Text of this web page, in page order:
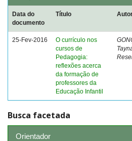
Data do
documento
Título
25-Fev-2016
O currículo nos
cursos de
Pedagogia:
reflexões acerca
da formação de
professores da
Educação Infantil
Busca facetada
Orientador